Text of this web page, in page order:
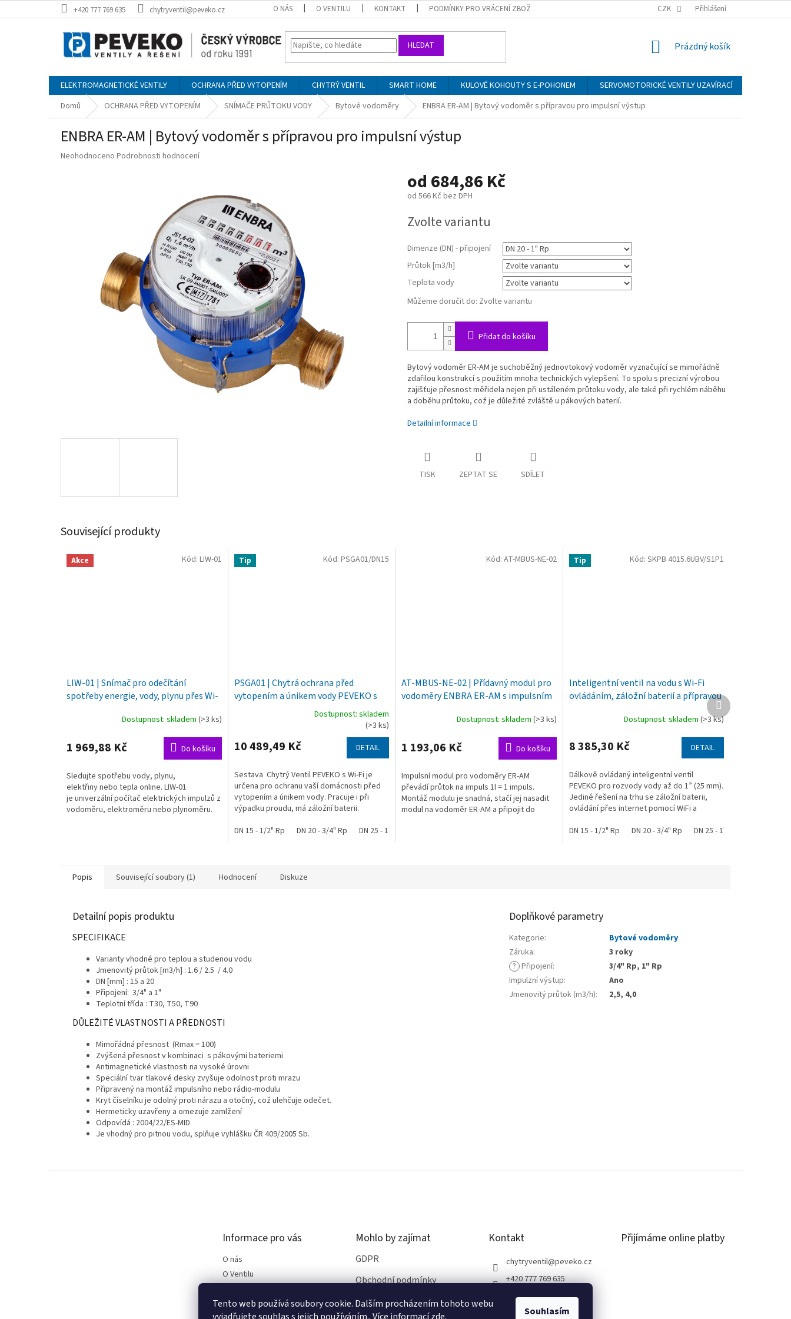
Tento web používá soubory cookie. Dalším procházením tohoto webu
Souhlasím
na
+420 777 769 635 chytryventil@peveko.cz O NÁS O VENTILU KONTAKT PODMÍNKY PRO VRÁCENÍ ZBOŽÍ CZK Přihlášení
HLEDAT
NÁKUPNÍ
Prázdný košík
ELEKTROMAGNETICKÉ VENTILY OCHRANA PŘED VYTOPENÍM CHYTRÝ VENTIL SMART HOME KULOVÉ KOHOUTY S E-POHONEM SERVOMOTORICKÉ VENTILY UZAVÍRACÍ
Domů
OCHRANA PŘED VYTOPENÍM SNÍMAČE PRŮTOKU VODY Bytové vodoměry ENBRA ER-AM | Bytový vodoměr s přípravou pro impulsní výstup
ENBRA ER-AM | Bytový vodoměr s přípravou pro impulsní výstup
Průměrné
Neohodnoceno Podrobnosti hodnocení
od 684,86 Kč
od 566 Kč bez DPH
cena:
Zvolte variantu
Dimenze (DN) - připojení
Průtok [m3/h]
Teplota vody
Můžeme doručit do: Zvolte variantu
Přidat do košíku
Bytový vodoměr ER-AM je suchoběžný jednovtokový vodoměr vyznačující se mimořádně
zdařilou konstrukcí s použitím mnoha technických vylepšení. To spolu s precizní výrobou
zajišťuje přesnost měřidela nejen při ustáleném průtoku vody, ale také při rychlém náběhu
a doběhu průtoku, což je důležité zvláště u pákových baterií.
Detailní informace
TISK ZEPTAT SE SDÍLET
Související produkty
Akce
LIW-01 | Snímač pro odečítání
spotřeby energie, vody, plynu přes Wi-
Dostupnost: skladem (>3 ks)
1 969,88 Kč Do košíku
Sledujte spotřebu vody, plynu,
elektřiny nebo tepla online. LIW-01
je univerzální počítač elektrických impulzů z
vodoměru, elektroměru nebo plynoměru.
Kód: LIW-01 Tip
PSGA01 | Chytrá ochrana před
vytopením a únikem vody PEVEKO s
Wi-Fi ovládáním přes internet
produktu
z
5
hvězdiček.
Dostupnost: skladem
(>3 ks)
10 489,49 Kč DETAIL
Sestava Chytrý Ventil PEVEKO s Wi-Fi je
určena pro ochranu vaší domácnosti před
vytopením a únikem vody. Pracuje i při
výpadku proudu, má záložní baterii.
DN 15 - 1/2" Rp
DN 20 - 3/4" Rp DN 25 - 1" Rp
Kód: PSGA01/DN15
AT-MBUS-NE-02 | Přídavný modul pro
vodoměry ENBRA ER-AM s impulsním
Dostupnost: skladem (>3 ks)
1 193,06 Kč Do košíku
Impulsní modul pro vodoměry ER-AM
převádí průtok na impuls 1l = 1 impuls.
Montáž modulu je snadná, stačí jej nasadit
modul na vodoměr ER-AM a připojit do
Kód: AT-MBUS-NE-02 Tip
Inteligentní ventil na vodu s Wi-Fi
ovládáním, záložní baterií a přípravou
Dostupnost: skladem (>3 ks)
8 385,30 Kč DETAIL
Dálkově ovládaný inteligentní ventil
PEVEKO pro rozvody vody až do 1” (25 mm).
Jediné řešení na trhu se záložní baterii,
ovládání přes internet pomocí WiFi a
DN 15 - 1/2" Rp
DN 20 - 3/4" Rp DN 25 - 1" Rp
Kód: SKPB 4015.6UBV/S1P1
Další
produkt
Popis Související soubory (1) Hodnocení Diskuze
Detailní popis produktu
SPECIFIKACE
Varianty vhodné pro teplou a studenou vodu
Jmenovitý průtok [m3/h] : 1.6 / 2.5 / 4.0
DN [mm] : 15 a 20
Připojení: 3/4" a 1"
Teplotní třída : T30, T50, T90
DŮLEŽITÉ VLASTNOSTI A PŘEDNOSTI
Mimořádná přesnost (Rmax= 100)
Zvýšená přesnost v kombinaci s pákovými bateriemi
Antimagnetické vlastnosti na vysoké úrovni
Speciální tvar tlakové desky zvyšuje odolnost proti mrazu
Připravený na montáž impulsního nebo rádio-modulu
Kryt číselníku je odolný proti nárazu a otočný, což ulehčuje odečet.
Hermeticky uzavřeny a omezuje zamlžení
Odpovídá : 2004/22/ES-MID
Je vhodný pro pitnou vodu, splňuje vyhlášku ČR 409/2005 Sb.
Doplňkové parametry
Kategorie:
Bytové vodoměry
Záruka:
3 roky
? Připojení:
3/4" Rp, 1" Rp
Impulzní výstup:
Ano
Jmenovitý průtok (m3/h): 2,5, 4,0
Informace pro vás
O nás
O Ventilu
Podmínky pro vrácení zboží
Mohlo by zajímat
GDPR
Obchodní podmínky
Kontakt
chytryventil@peveko.cz
+420 777 769 635
Přijímáme online platby